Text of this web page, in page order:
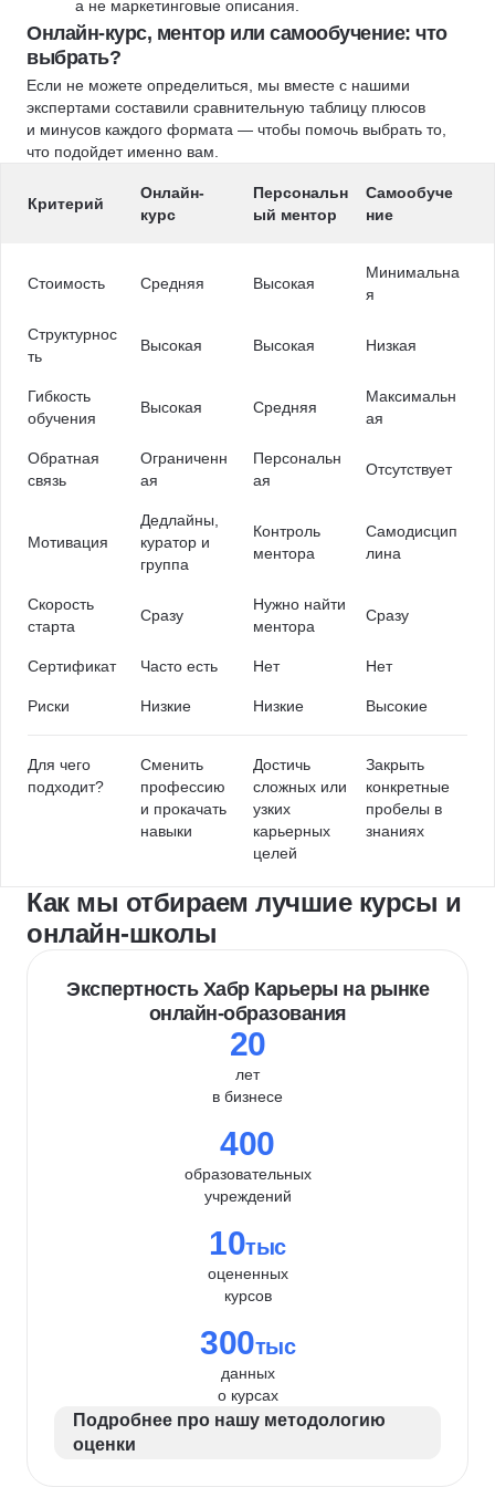
а не маркетинговые описания.
Онлайн-курс, ментор или самообучение: что
выбрать?
Если не можете определиться, мы вместе с нашими
экспертами составили сравнительную таблицу плюсов
и минусов каждого формата — чтобы помочь выбрать то,
что подойдет именно вам.
Критерий
Онлайн-
курс
Персональн
ый ментор
Самообуче
ние
Стоимость Средняя Высокая
Минимальна
я
Структурнос
ть
Высокая Высокая Низкая
Гибкость
обучения
Высокая Средняя
Максимальн
ая
Обратная
связь
Ограниченн
ая
Персональн
ая
Отсутствует
Мотивация
Дедлайны,
куратор и
группа
Контроль
ментора
Самодисцип
лина
Скорость
старта
Сразу
Нужно найти
ментора
Сразу
Сертификат Часто есть Нет Нет
Риски Низкие Низкие Высокие
Для чего
подходит?
Сменить
профессию
и прокачать
навыки
Достичь
сложных или
узких
карьерных
целей
Закрыть
конкретные
пробелы в
знаниях
Как мы отбираем лучшие курсы и
онлайн-школы
Экспертность Хабр Карьеры на рынке
онлайн-образования
20
лет
в бизнесе
400
образовательных
учреждений
10тыс
оцененных
курсов
300тыс
данных
о курсах
Подробнее про нашу методологию
оценки